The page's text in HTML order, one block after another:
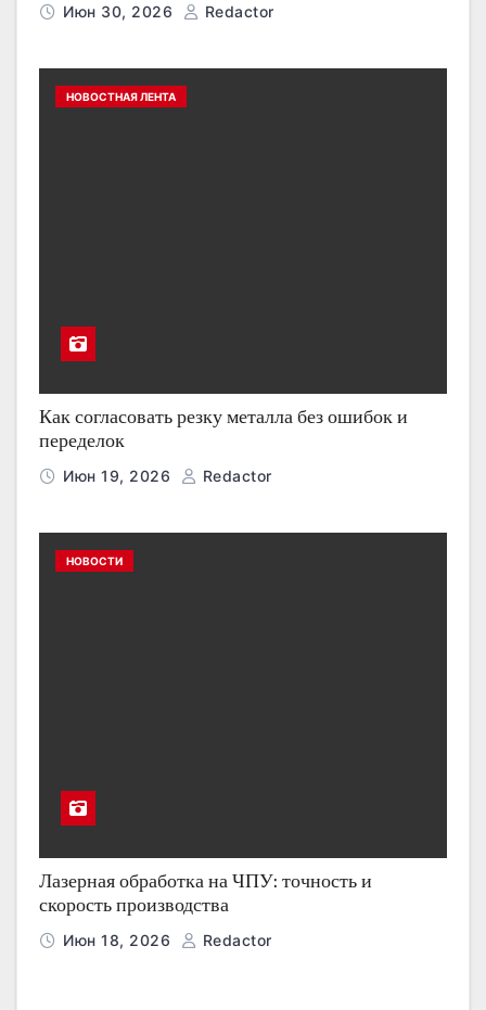
Июн 30, 2026 Redactor
НОВОСТНАЯ ЛЕНТА
Как согласовать резку металла без ошибок и
переделок
Июн 19, 2026 Redactor
НОВОСТИ
Лазерная обработка на ЧПУ: точность и
скорость производства
Июн 18, 2026 Redactor